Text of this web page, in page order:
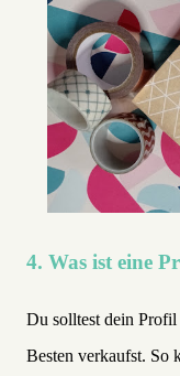
4. Was ist eine
Du solltest dein
Besten verkaufst. So